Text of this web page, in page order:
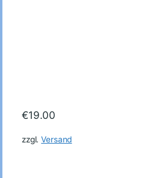
€19.00
zzgl.Versand